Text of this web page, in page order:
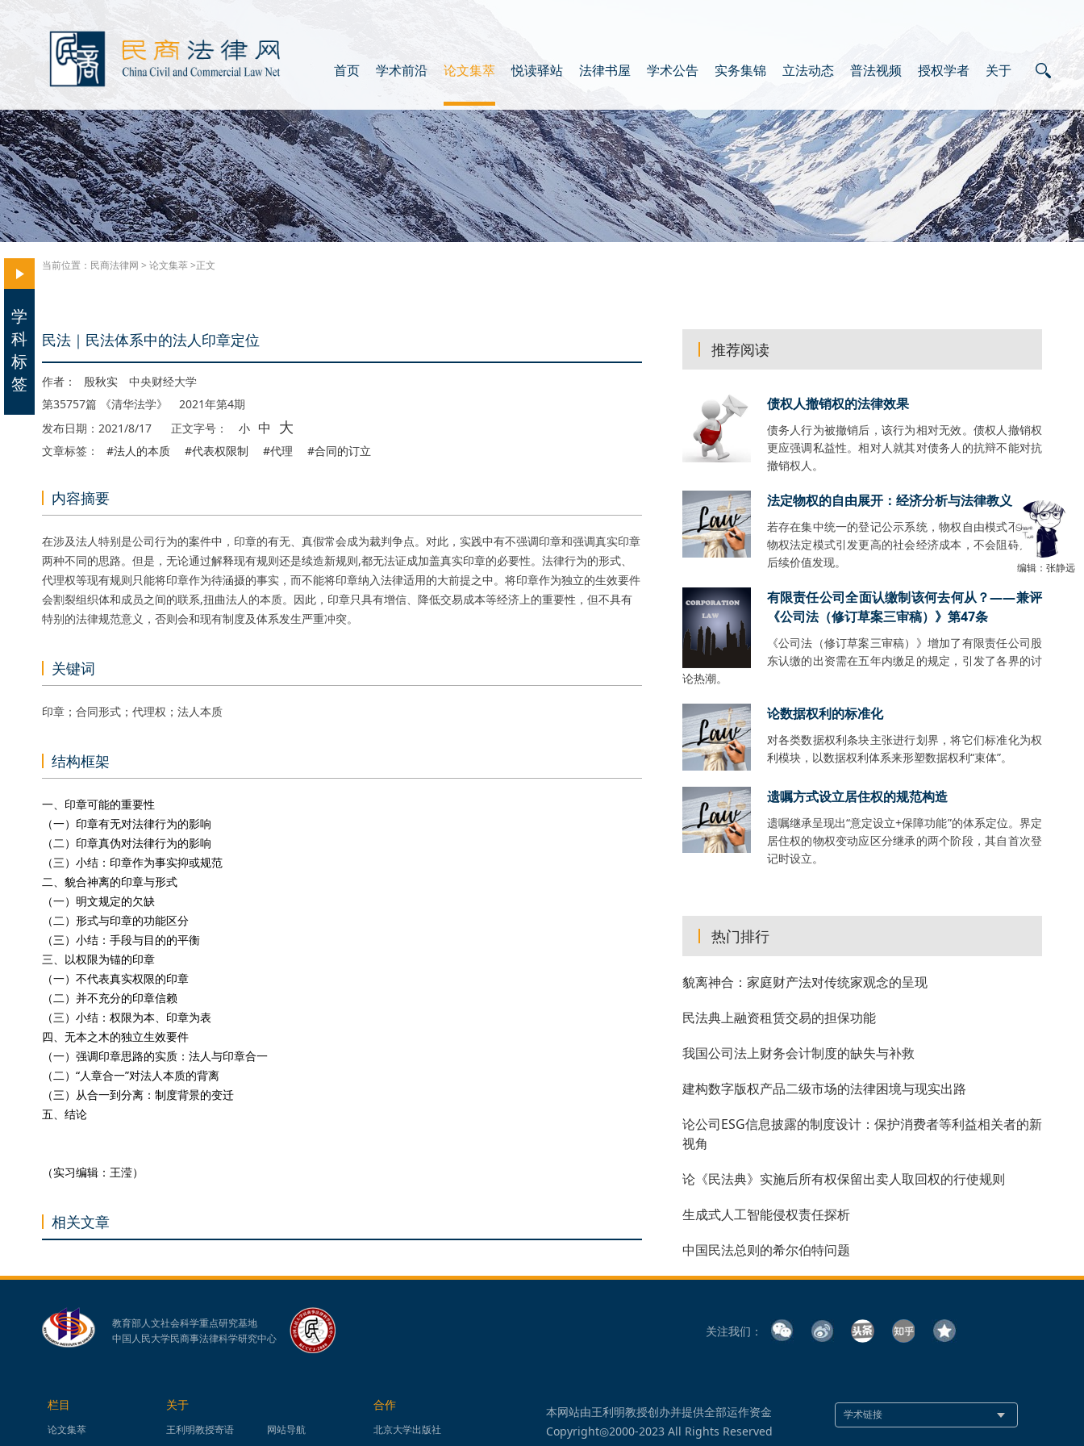
首页 学术前沿 论文集萃 悦读驿站 法律书屋 学术公告 实务集锦 立法动态 普法视频 授权学者 关于
当前位置： 民商法律网 > 论文集萃>正文
民法｜民法体系中的法人印章定位
作者： 殷秋实 中央财经大学
第35757篇 《清华法学》 2021年第4期
发布日期：2021/8/17
正文字号： 小 中 大
文章标签： #法人的本质 #代表权限制 #代理 #合同的订立
内容摘要
在涉及法人特别是公司行为的案件中，印章的有无、真假常会成为裁判争点。对此，实践中有不强调印章和强调真实印章
两种不同的思路。但是，无论通过解释现有规则还是续造新规则,都无法证成加盖真实印章的必要性。法律行为的形式、
代理权等现有规则只能将印章作为待涵摄的事实，而不能将印章纳入法律适用的大前提之中。将印章作为独立的生效要件
会割裂组织体和成员之间的联系,扭曲法人的本质。因此，印章只具有增信、降低交易成本等经济上的重要性，但不具有
特别的法律规范意义，否则会和现有制度及体系发生严重冲突。
关键词
印章；合同形式；代理权；法人本质
结构框架
一、印章可能的重要性
（一）印章有无对法律行为的影响
（二）印章真伪对法律行为的影响
（三）小结：印章作为事实抑或规范
二、貌合神离的印章与形式
（一）明文规定的欠缺
（二）形式与印章的功能区分
（三）小结：手段与目的的平衡
三、以权限为锚的印章
（一）不代表真实权限的印章
（二）并不充分的印章信赖
（三）小结：权限为本、印章为表
四、无本之木的独立生效要件
（一）强调印章思路的实质：法人与印章合一
（二）“人章合一”对法人本质的背离
（三）从合一到分离：制度背景的变迁
五、结论
（实习编辑：王滢）
相关文章
推荐阅读
债权人撤销权的法律效果
债务人行为被撤销后，该行为相对无效。债权人撤销权
更应强调私益性。相对人就其对债务人的抗辩不能对抗
撤销权人。
法定物权的自由展开：经济分析与法律教义
若存在集中统一的登记公示系统，物权自由模式不会比
物权法定模式引发更高的社会经济成本，不会阻碍财产
后续价值发现。
有限责任公司全面认缴制该何去何从？——兼评
《公司法（修订草案三审稿）》第47条
《公司法（修订草案三审稿）》增加了有限责任公司股
东认缴的出资需在五年内缴足的规定，引发了各界的讨
论热潮。
论数据权利的标准化
对各类数据权利条块主张进行划界，将它们标准化为权
利模块，以数据权利体系来形塑数据权利“束体”。
遗嘱方式设立居住权的规范构造
遗嘱继承呈现出“意定设立+保障功能”的体系定位。界定
居住权的物权变动应区分继承的两个阶段，其自首次登
记时设立。
热门排行
貌离神合：家庭财产法对传统家观念的呈现
民法典上融资租赁交易的担保功能
我国公司法上财务会计制度的缺失与补救
建构数字版权产品二级市场的法律困境与现实出路
论公司ESG信息披露的制度设计：保护消费者等利益相关者的新
视角
论《民法典》实施后所有权保留出卖人取回权的行使规则
生成式人工智能侵权责任探析
中国民法总则的希尔伯特问题
编辑：张静远
教育部人文社会科学重点研究基地
中国人民大学民商事法律科学研究中心
栏目
论文集萃
关于
王利明教授寄语 网站导航
合作
北京大学出版社
关注我们：
本网站由王利明教授创办并提供全部运作资金
Copyright◎2000-2023 All Rights Reserved
学
科
标
签